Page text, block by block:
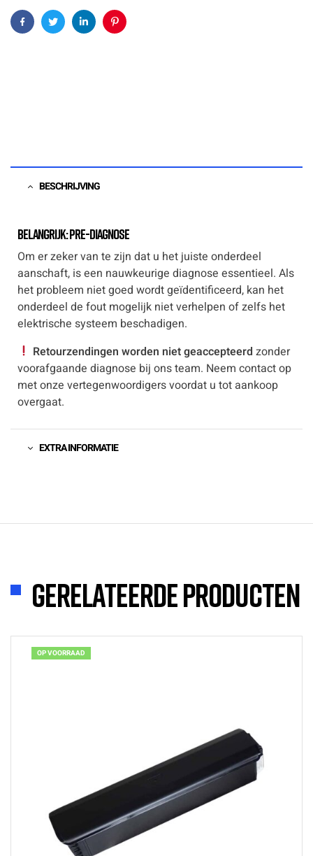
FacebookTwitterLinkedinPinterest
BESCHRIJVING
Belangrijk: Pre-diagnose
Om er zeker van te zijn dat u het juiste onderdeel
aanschaft, is een nauwkeurige diagnose essentieel. Als
het probleem niet goed wordt geïdentificeerd, kan het
onderdeel de fout mogelijk niet verhelpen of zelfs het
elektrische systeem beschadigen.
Retourzendingen worden niet geaccepteerd zonder
voorafgaande diagnose bij ons team. Neem contact op
met onze vertegenwoordigers voordat u tot aankoop
overgaat.
EXTRA INFORMATIE
Gerelateerde producten
OP VOORRAAD